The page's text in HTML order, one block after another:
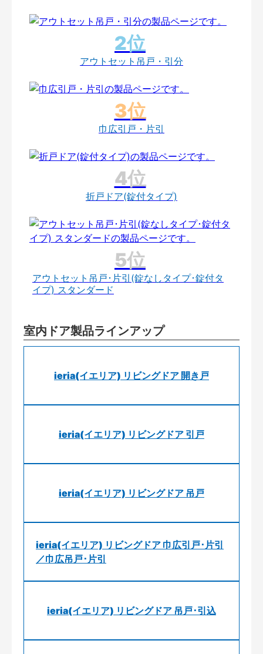
アウトセット吊戸・引分
巾広引戸・片引
折戸ドア(錠付タイプ)
アウトセット吊戸･片引(錠なしタイプ･錠付タ
イプ) スタンダード
室内ドア製品ラインアップ
ieria(イエリア) リビングドア 開き戸
ieria(イエリア) リビングドア 引戸
ieria(イエリア) リビングドア 吊戸
ieria(イエリア) リビングドア 巾広引戸･片引
／巾広吊戸･片引
ieria(イエリア) リビングドア 吊戸･引込